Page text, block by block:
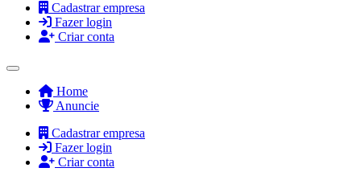
Cadastrar empresa
Fazer login
Criar conta
Home
Anuncie
Cadastrar empresa
Fazer login
Criar conta